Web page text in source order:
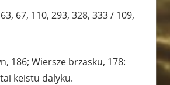
67, 110, 293, 328, 333 / 109,
186; Wiersze brzasku, 178:
keistu dalyku.